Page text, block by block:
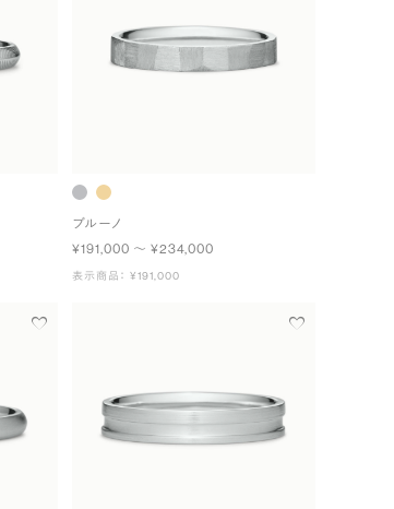
ブルーノ
¥191,000 〜 ¥234,000
表示商品： ¥191,000